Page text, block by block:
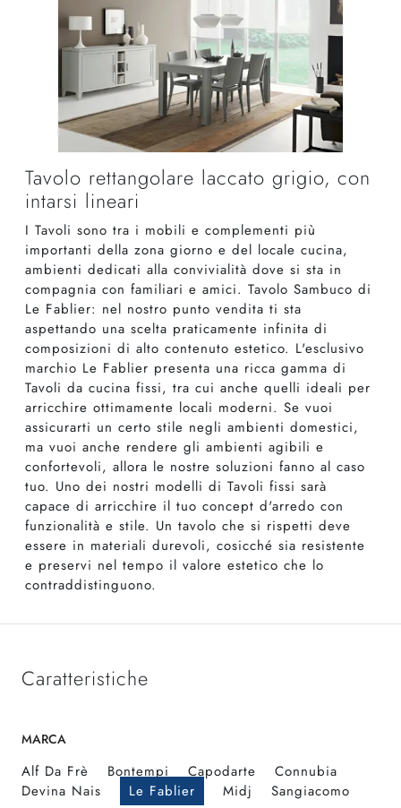
Tavolo rettangolare laccato grigio, con
intarsi lineari
I Tavoli sono tra i mobili e complementi più
importanti della zona giorno e del locale cucina,
ambienti dedicati alla convivialità dove si sta in
compagnia con familiari e amici. Tavolo Sambuco di
Le Fablier: nel nostro punto vendita ti sta
aspettando una scelta praticamente infinita di
composizioni di alto contenuto estetico. L'esclusivo
marchio Le Fablier presenta una ricca gamma di
Tavoli da cucina fissi, tra cui anche quelli ideali per
arricchire ottimamente locali moderni. Se vuoi
assicurarti un certo stile negli ambienti domestici,
ma vuoi anche rendere gli ambienti agibili e
confortevoli, allora le nostre soluzioni fanno al caso
tuo. Uno dei nostri modelli di Tavoli fissi sarà
capace di arricchire il tuo concept d'arredo con
funzionalità e stile. Un tavolo che si rispetti deve
essere in materiali durevoli, cosicché sia resistente
e preservi nel tempo il valore estetico che lo
contraddistinguono.
Caratteristiche
MARCA
Alf Da Frè Bontempi Capodarte
Connubia
Devina Nais
Le Fablier Midj Sangiacomo